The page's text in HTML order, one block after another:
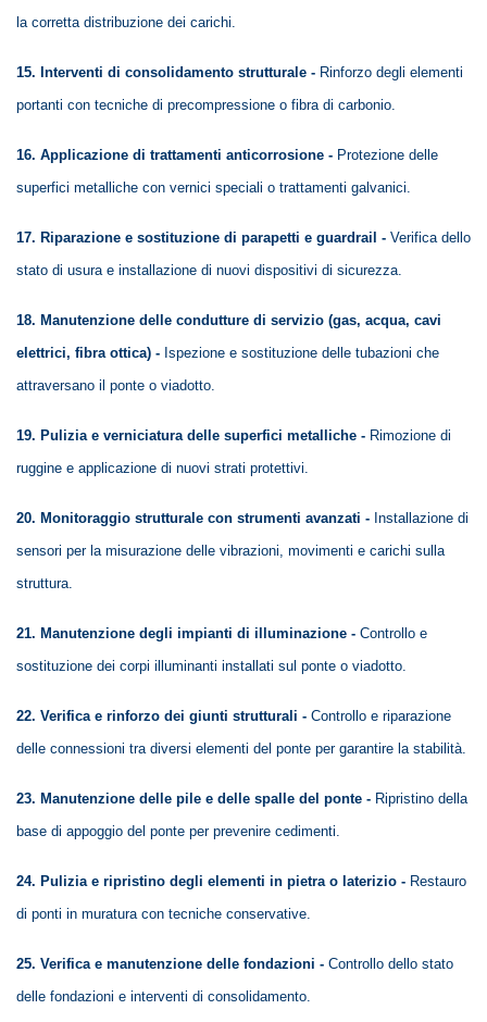
la corretta distribuzione dei carichi.
15. Interventi di consolidamento strutturale - Rinforzo degli elementi
portanti con tecniche di precompressione o fibra di carbonio.
16. Applicazione di trattamenti anticorrosione - Protezione delle
superfici metalliche con vernici speciali o trattamenti galvanici.
17. Riparazione e sostituzione di parapetti e guardrail - Verifica dello
stato di usura e installazione di nuovi dispositivi di sicurezza.
18. Manutenzione delle condutture di servizio (gas, acqua, cavi
elettrici, fibra ottica) - Ispezione e sostituzione delle tubazioni che
attraversano il ponte o viadotto.
19. Pulizia e verniciatura delle superfici metalliche - Rimozione di
ruggine e applicazione di nuovi strati protettivi.
20. Monitoraggio strutturale con strumenti avanzati - Installazione di
sensori per la misurazione delle vibrazioni, movimenti e carichi sulla
struttura.
21. Manutenzione degli impianti di illuminazione - Controllo e
sostituzione dei corpi illuminanti installati sul ponte o viadotto.
22. Verifica e rinforzo dei giunti strutturali - Controllo e riparazione
delle connessioni tra diversi elementi del ponte per garantire la stabilità.
23. Manutenzione delle pile e delle spalle del ponte - Ripristino della
base di appoggio del ponte per prevenire cedimenti.
24. Pulizia e ripristino degli elementi in pietra o laterizio - Restauro
di ponti in muratura con tecniche conservative.
25. Verifica e manutenzione delle fondazioni - Controllo dello stato
delle fondazioni e interventi di consolidamento.